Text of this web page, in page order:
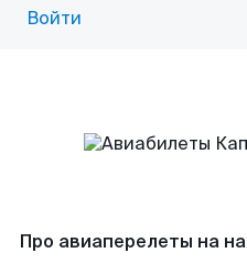
Войти
Про авиаперелеты на